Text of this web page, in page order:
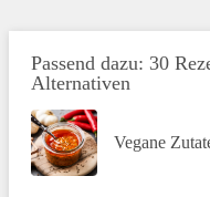
Passend dazu: 30
Alternativen
Vegane